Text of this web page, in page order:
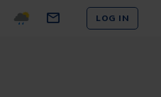
LOG IN